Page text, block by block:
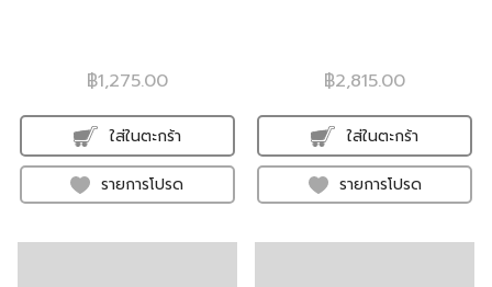
฿1,275.00
ใส่ในตะกร้า
รายการโปรด
฿2,815.00
ใส่ในตะกร้า
รายการโปรด